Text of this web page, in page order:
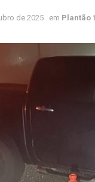
de 2025 em Plantão